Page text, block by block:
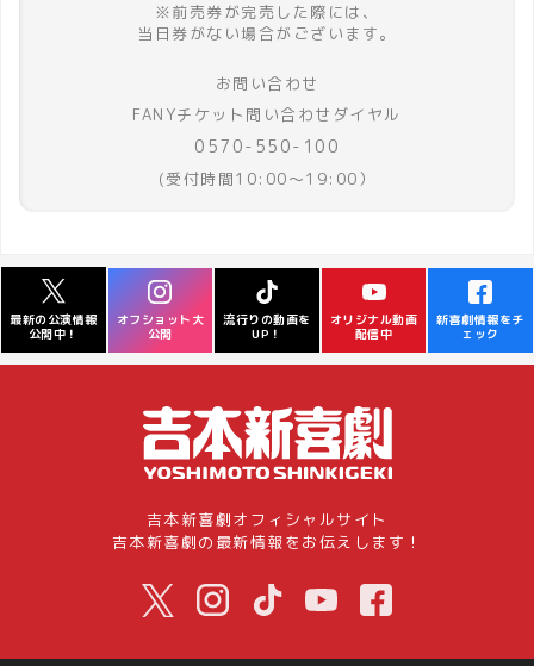
※前売券が完売した際には、
当日券がない場合がございます。
お問い合わせ
FANYチケット問い合わせダイヤル
0570-550-100
(受付時間10:00～19:00）
最新の公演情報
公開中！
オフショット大
公開
流行りの動画を
UP！
オリジナル動画
配信中
新喜劇情報をチ
ェック
吉本新喜劇オフィシャルサイト
吉本新喜劇の最新情報をお伝えします！